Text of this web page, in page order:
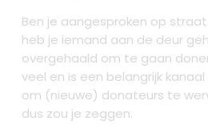
Ben je aangesproken op
heb je iemand aan de deur
overgehaald om te gaan
veel en is een belangrijk
om (nieuwe) donateurs te
dus zou je zeggen.